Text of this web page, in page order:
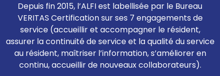
Depuis fin 2015, l’ALFI est labellisée par le Bureau
VERITAS Certification sur ses 7 engagements de
service (accueillir et accompagner le résident,
assurer la continuité de service et la qualité du service
au résident, maîtriser l’information, s’améliorer en
continu, accueillir de nouveaux collaborateurs).